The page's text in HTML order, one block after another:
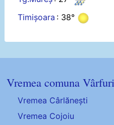
Timișoara : 38°
Vremea comuna Vârfuri
Vremea Cârlănești
Vremea Cojoiu